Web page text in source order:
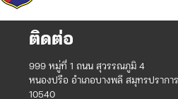
ติดต่อ
999 หมู่ที่ 1 ถนน สุวรรณภูมิ 4
หนองปรือ อำเภอบางพลี สมุทรปราการ
10540